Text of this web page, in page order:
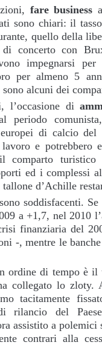
fare business
sono chiari: il
quello della
concerto con
impegnarsi per
per almeno 5
alcuni dei
l’occasione di
periodo
europei di calcio del
e potrebbero
il comparto
ed i complessi
d’Achille
sono soddisfacenti.
a +1,7, nel 2010
finanziaria del
-, mentre le
ordine di tempo è
collegato lo zloty.
tacitamente
rilancio del
assistito a
contrari alla